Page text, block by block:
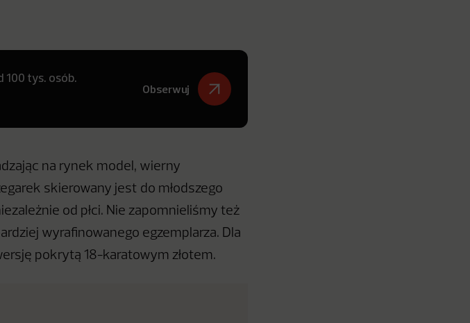
100 tys. osób.
Obserwuj
na rynek model, wierny
skierowany jest do młodszego
od płci. Nie zapomnieliśmy też
wyrafinowanego egzemplarza. Dla
pokrytą 18-karatowym złotem.